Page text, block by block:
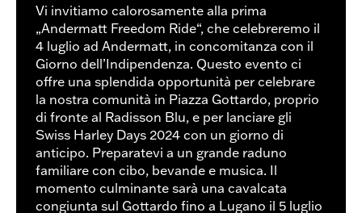
Vi invitiamo calorosamente alla prima
„Andermatt Freedom Ride“, che celebreremo il
4 luglio ad Andermatt, in concomitanza con il
Giorno dell’Indipendenza. Questo evento ci
offre una splendida opportunità per celebrare
la nostra comunità in Piazza Gottardo, proprio
di fronte al Radisson Blu, e per lanciare gli
Swiss Harley Days 2024 con un giorno di
anticipo. Preparatevi a un grande raduno
familiare con cibo, bevande e musica. Il
momento culminante sarà una cavalcata
congiunta sul Gottardo fino a Lugano il 5 luglio